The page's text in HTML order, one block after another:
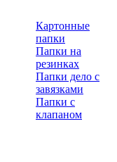
Картонные
папки
Папки на
резинках
Папки дело с
завязками
Папки с
клапаном